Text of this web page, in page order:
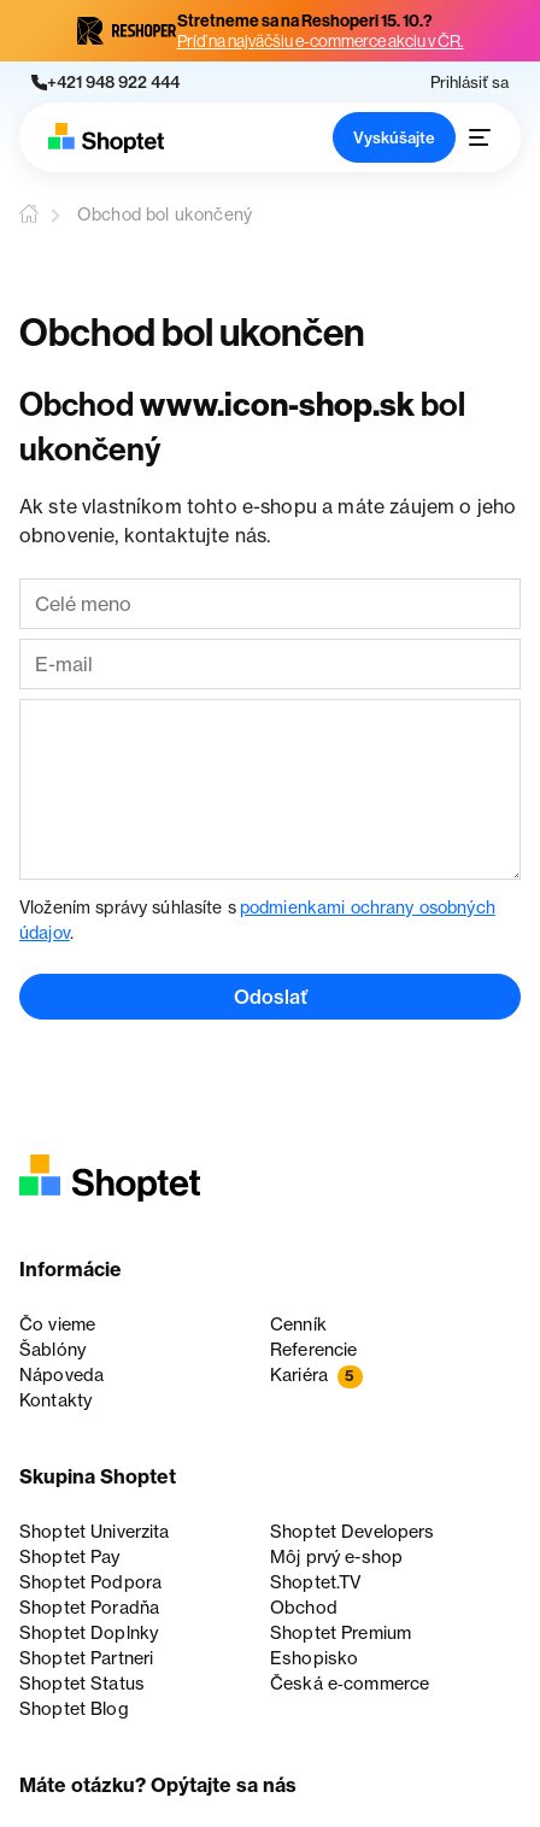
Stretneme sa na Reshoperi 15. 10.?
Príď na najväčšiu e-commerce akciu v ČR.
+421 948 922 444 Prihlásiť sa
Vyskúšajte
Obchod bol ukončený
Obchod bol ukončen
Obchodwww.icon-shop.skbol
ukončený
Ak ste vlastníkom tohto e-shopu a máte záujem o jeho
obnovenie, kontaktujte nás.
Vložením správy súhlasíte spodmienkami ochrany osobných
údajov.
Odoslať
Informácie
Čo vieme
Cenník
Šablóny
Referencie
Nápoveda
Kariéra 5
Kontakty
Skupina Shoptet
Shoptet Univerzita
Shoptet Developers
Shoptet Pay
Môj prvý e-shop
Shoptet Podpora
Shoptet.TV
Shoptet Poradňa
Obchod
Shoptet Doplnky
Shoptet Premium
Shoptet Partneri
Eshopisko
Shoptet Status
Česká e‑commerce
Shoptet Blog
Máte otázku? Opýtajte sa nás